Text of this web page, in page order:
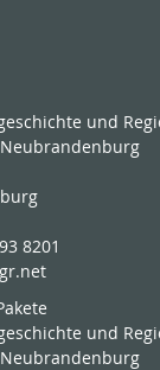
und
8201
und